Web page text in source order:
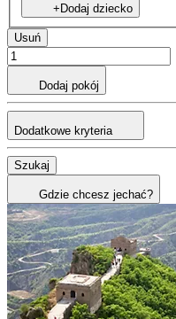
+Dodaj dziecko
Usuń
Dodaj pokój
Dodatkowe kryteria
Szukaj
Gdzie chcesz jechać?